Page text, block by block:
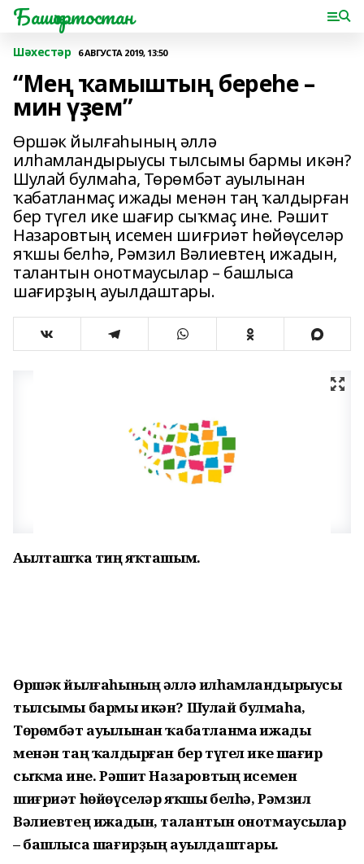
Башҡортостан
Шәхестәр 6 АВГУСТА 2019, 13:50
“Мең ҡамыштың береһе –
мин үҙем”
Өршәк йылғаһының әллә
илһамландырыусы тылсымы бармы икән?
Шулай булмаһа, Төрөмбәт ауылынан
ҡабатланмаҫ ижады менән таң ҡалдырған
бер түгел ике шағир сыҡмаҫ ине. Рәшит
Назаровтың исемен шиғриәт һөйөүселәр
яҡшы белһә, Рәмзил Вәлиевтең ижадын,
талантын онотмаусылар – башлыса
шағирҙың ауылдаштары.
Аҫылташҡа тиң яҡташым.
Өршәк йылғаһының әллә илһамландырыусы
тылсымы бармы икән? Шулай булмаһа,
Төрөмбәт ауылынан ҡабатланмаҫ ижады
менән таң ҡалдырған бер түгел ике шағир
сыҡмаҫ ине. Рәшит Назаровтың исемен
шиғриәт һөйөүселәр яҡшы белһә, Рәмзил
Вәлиевтең ижадын, талантын онотмаусылар
– башлыса шағирҙың ауылдаштары.